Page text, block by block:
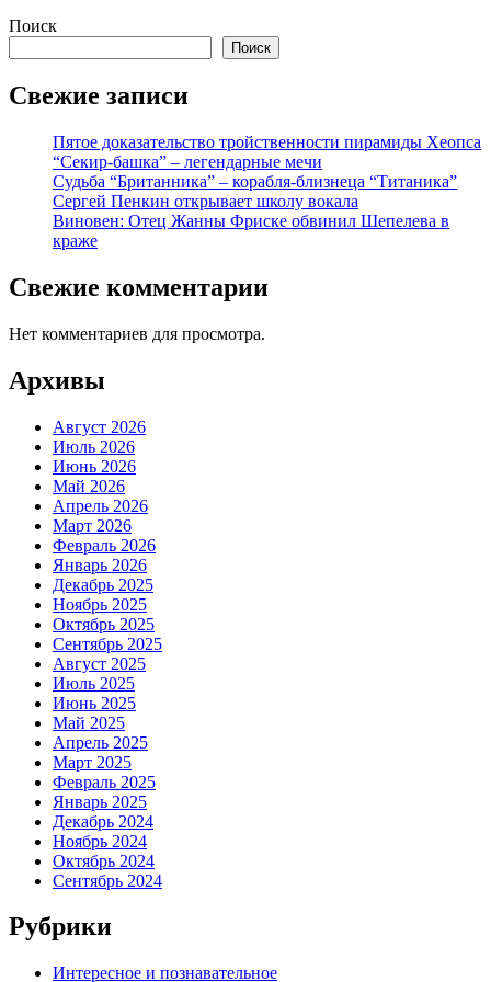
Поиск
Поиск
Свежие записи
Пятое доказательство тройственности пирамиды Хеопса
“Секир-башка” – легендарные мечи
Судьба “Британника” – корабля-близнеца “Титаника”
Сергей Пенкин открывает школу вокала
Виновен: Отец Жанны Фриске обвинил Шепелева в
краже
Свежие комментарии
Нет комментариев для просмотра.
Архивы
Август 2026
Июль 2026
Июнь 2026
Май 2026
Апрель 2026
Март 2026
Февраль 2026
Январь 2026
Декабрь 2025
Ноябрь 2025
Октябрь 2025
Сентябрь 2025
Август 2025
Июль 2025
Июнь 2025
Май 2025
Апрель 2025
Март 2025
Февраль 2025
Январь 2025
Декабрь 2024
Ноябрь 2024
Октябрь 2024
Сентябрь 2024
Рубрики
Интересное и познавательное